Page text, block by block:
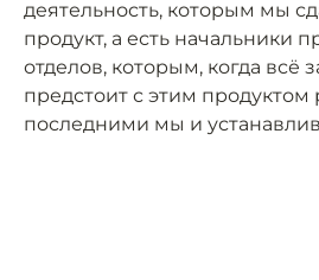
деятельность, которым мы
продукт, а есть начальники
отделов, которым, когда всё
предстоит с этим продуктом
последними мы и